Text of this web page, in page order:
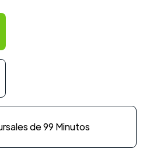
de 99 Minutos